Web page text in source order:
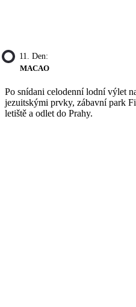
11. Den:
MACAO
Po snídani celodenní lodní výlet
jezuitskými prvky, zábavní park
letiště a odlet do Prahy.